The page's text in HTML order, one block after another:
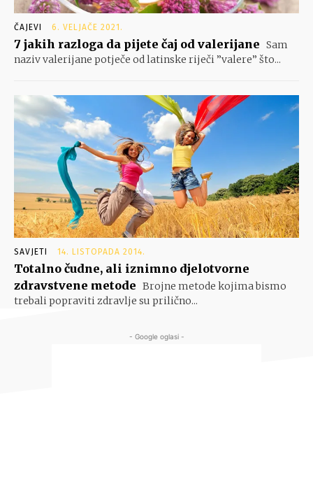
ČAJEVI 6. VELJAČE 2021.
7 jakih razloga da pijete čaj od valerijane Sam
naziv valerijane potječe od latinske riječi ”valere” što...
SAVJETI 14. LISTOPADA 2014.
Totalno čudne, ali iznimno djelotvorne
zdravstvene metode Brojne metode kojima bismo
trebali popraviti zdravlje su prilično...
- Google oglasi -